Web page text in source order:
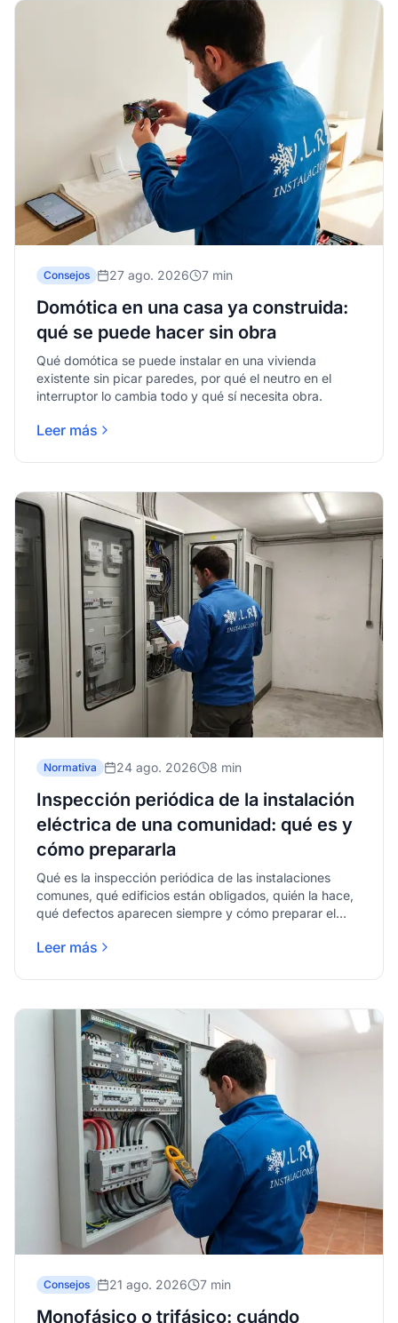
Consejos 27 ago. 2026 7 min
Domótica en una casa ya construida:
qué se puede hacer sin obra
Qué domótica se puede instalar en una vivienda
existente sin picar paredes, por qué el neutro en el
interruptor lo cambia todo y qué sí necesita obra.
Leer más
Normativa 24 ago. 2026 8 min
Inspección periódica de la instalación
eléctrica de una comunidad: qué es y
cómo prepararla
Qué es la inspección periódica de las instalaciones
comunes, qué edificios están obligados, quién la hace,
qué defectos aparecen siempre y cómo preparar el
Leer más
Consejos 21 ago. 2026 7 min
Monofásico o trifásico: cuándo